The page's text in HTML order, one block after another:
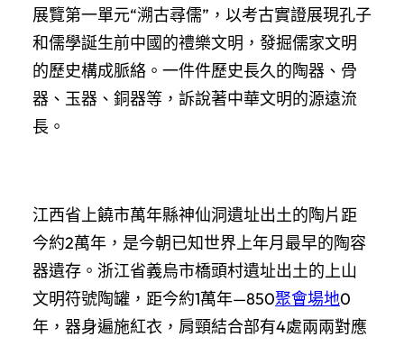
展覽第一單元“溯古尋儒”，以考古實證展現孔子
和儒學誕生前中國的禮樂文明，發掘儒家文明
的歷史構成脈絡。一件件歷史長久的陶器、骨
器、玉器、銅器等，訴說著中華文明的源遠流
長。
江西省上饒市萬年縣神仙洞遺址出土的陶片距
今約2萬年，是今朝已知世界上年月最早的陶容
器遺存。浙江省義烏市橋頭村遺址出土的上山
文明符號陶罐，距今約1萬年—850聚會場地0
年，器身遍施紅衣，肩頸結合部有4處兩兩對應